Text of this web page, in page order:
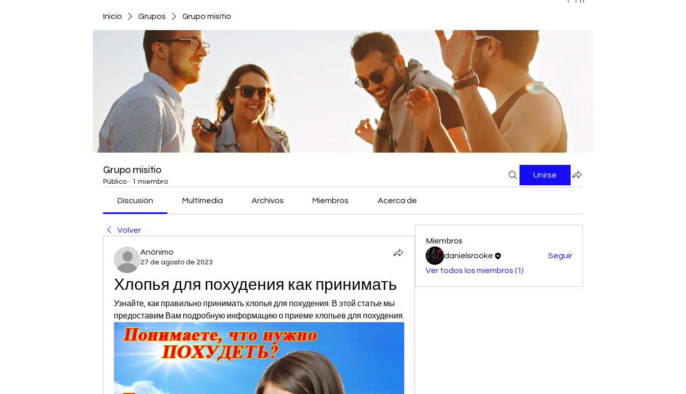
0
Inicio Grupos Grupo misitio
Grupo misitio
Público · 1 miembro
Unirse
Discusión Multimedia Archivos Miembros Acerca de
Volver
Anónimo
27 de agosto de 2023
Хлопья для похудения как принимать
Узнайте, как правильно принимать хлопья для похудения. В этой статье мы
предоставим Вам подробную информацию о приеме хлопьев для похудения.
Miembros
danielsrooke
Seguir
Ver todos los miembros (1)